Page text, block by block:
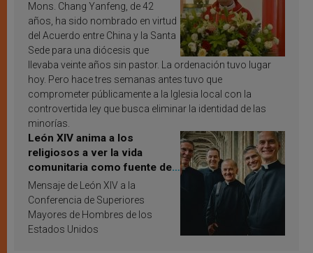
Mons. Chang Yanfeng, de 42
años, ha sido nombrado en virtud
del Acuerdo entre China y la Santa
Sede para una diócesis que
llevaba veinte años sin pastor. La ordenación tuvo lugar
hoy. Pero hace tres semanas antes tuvo que
comprometer públicamente a la Iglesia local con la
controvertida ley que busca eliminar la identidad de las
minorías.
León XIV anima a los
religiosos a ver la vida
comunitaria como fuente de
inspiración y santificación
Mensaje de León XIV a la
Conferencia de Superiores
Mayores de Hombres de los
Estados Unidos